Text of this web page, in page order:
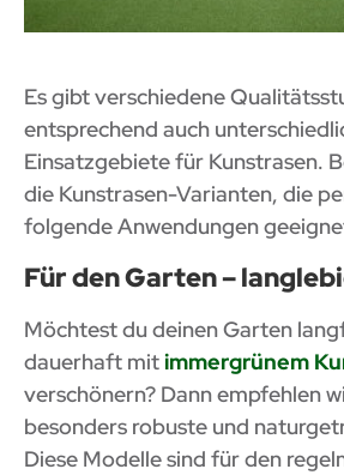
Es gibt verschiedene
entsprechend auch
Einsatzgebiete für Kunstrasen.
die Kunstrasen-Varianten, die
folgende Anwendungen
Für den Garten –
Möchtest du deinen Garten
dauerhaft mitimmergrünem
verschönern? Dann empfehlen
besonders robuste und
Diese Modelle sind für den